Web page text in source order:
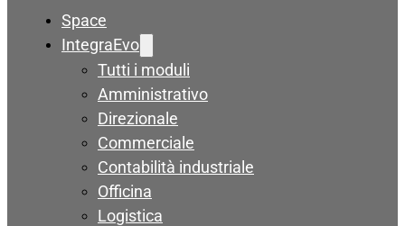
Space
IntegraEvo
Tutti i moduli
Amministrativo
Direzionale
Commerciale
Contabilità industriale
Officina
Logistica